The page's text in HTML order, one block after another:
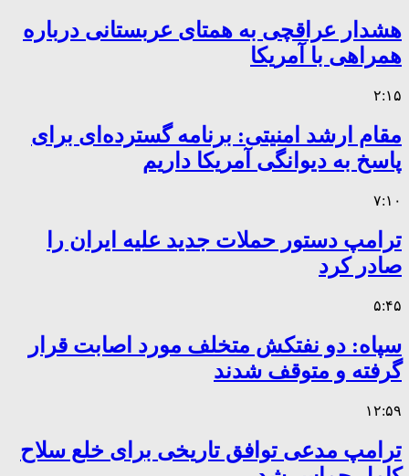
هشدار عراقچی به همتای عربستانی درباره
همراهی با آمریکا
۲:۱۵
مقام ارشد امنیتی: برنامه گسترده‌ای برای
پاسخ به دیوانگی آمریکا داریم
۷:۱۰
ترامپ دستور حملات جدید علیه ایران را
صادر کرد
۵:۴۵
سپاه: دو نفتکش متخلف مورد اصابت قرار
گرفته و متوقف شدند
۱۲:۵۹
ترامپ مدعی توافق تاریخی برای خلع سلاح